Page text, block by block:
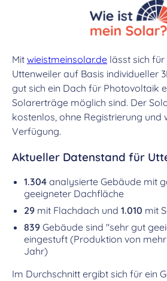
Mit wieistmeinsolar.de lässt sich
Uttenweiler auf Basis individueller
gut sich ein Dach für Photovoltaik
Solarerträge möglich sind. Der
kostenlos, ohne Registrierung und
Verfügung.
Aktueller Datenstand für
1.304 analysierte Gebäude mit
geeigneter Dachfläche
29 mit Flachdach und 1.010 mit
839 Gebäude sind "sehr gut
eingestuft (Produktion von
Jahr)
Im Durchschnitt ergibt sich für ein